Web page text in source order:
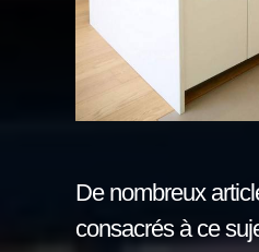
De nombreux
consacrés à ce